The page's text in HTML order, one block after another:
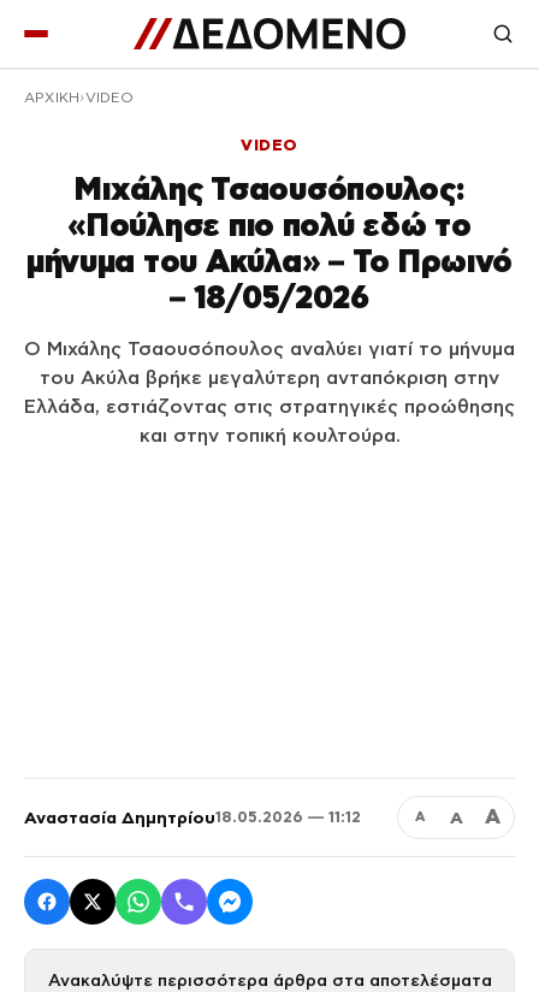
ΑΡΧΙΚΉ VIDEO
VIDEO
Μιχάλης Τσαουσόπουλος:
«Πούλησε πιο πολύ εδώ το
μήνυμα του Ακύλα» – Το Πρωινό
– 18/05/2026
Ο Μιχάλης Τσαουσόπουλος αναλύει γιατί το μήνυμα
του Ακύλα βρήκε μεγαλύτερη ανταπόκριση στην
Ελλάδα, εστιάζοντας στις στρατηγικές προώθησης
και στην τοπική κουλτούρα.
Αναστασία Δημητρίου18.05.2026 — 11:12 Α Α Α
Ανακαλύψτε περισσότερα άρθρα στα αποτελέσματα